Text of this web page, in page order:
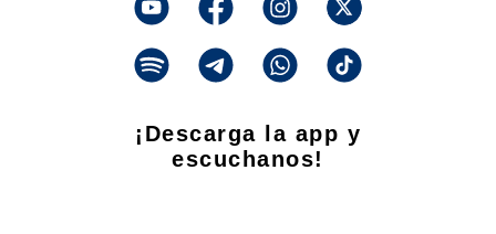
¡Descarga la app y
escuchanos!